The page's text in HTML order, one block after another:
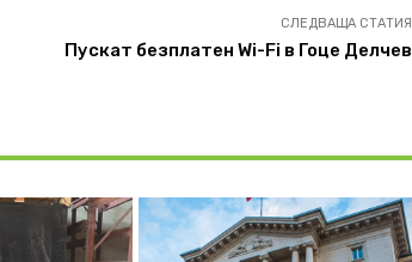
СЛЕДВАЩА СТАТИЯ
Пускат безплатен Wi-Fi в Гоце Делчев